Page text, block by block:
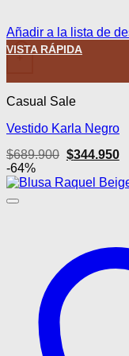
Añadir a la lista de
+
Este producto tiene
VISTA RÁPIDA
Casual Sale
Vestido Karla Negro
$689.900 El
original
era:
$344.950El
-64%